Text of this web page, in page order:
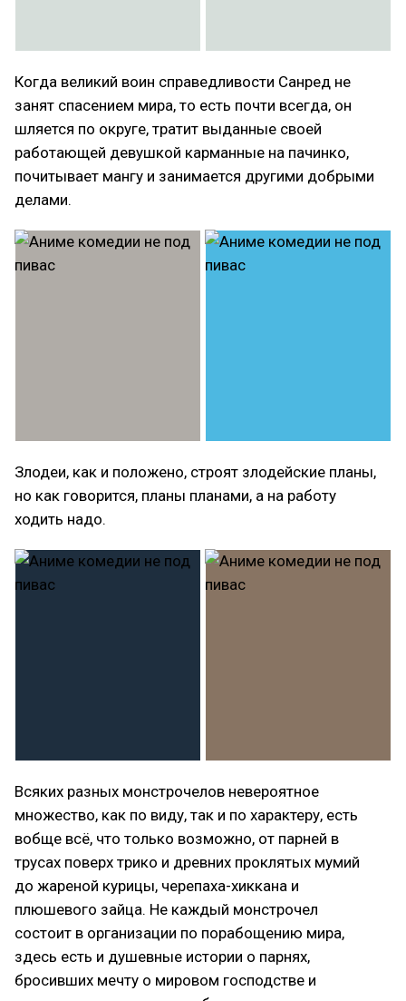
Когда великий воин справедливости Санред не
занят спасением мира, то есть почти всегда, он
шляется по округе, тратит выданные своей
работающей девушкой карманные на пачинко,
почитывает мангу и занимается другими добрыми
делами.
Злодеи, как и положено, строят злодейские планы,
но как говорится, планы планами, а на работу
ходить надо.
Всяких разных монстрочелов невероятное
множество, как по виду, так и по характеру, есть
вобще всё, что только возможно, от парней в
трусах поверх трико и древних проклятых мумий
до жареной курицы, черепаха-хиккана и
плюшевого зайца. Не каждый монстрочел
состоит в организации по порабощению мира,
здесь есть и душевные истории о парнях,
бросивших мечту о мировом господстве и